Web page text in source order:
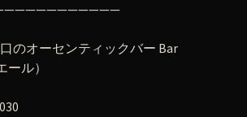
のオーセンティックバー Bar
ール）